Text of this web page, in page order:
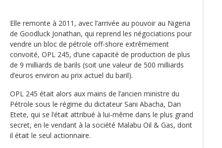
Elle remonte à 2011, avec l’arrivée au pouvoir au Nigeria
de Goodluck Jonathan, qui reprend les négociations pour
vendre un bloc de pétrole off-shore extrêmement
convoité, OPL 245, d’une capacité de production de plus
de 9 milliards de barils (soit une valeur de 500 milliards
d’euros environ au prix actuel du baril).
OPL 245 était alors aux mains de l’ancien ministre du
Pétrole sous le régime du dictateur Sani Abacha, Dan
Etete, qui se l‘était attribué à lui-même dans le plus grand
secret, en le vendant à la société Malabu Oil & Gas, dont
il était le seul actionnaire.